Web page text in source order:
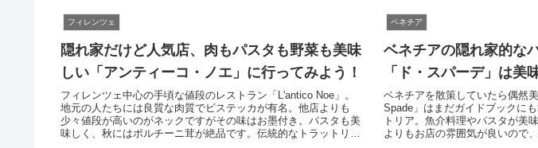
フィレンツェ
隠れ家だけど人気店、肉もパスタも野菜も美味
しい「アンティーコ・ノエ」に行ってみよう！
フィレンツェ中心の手頃な値段のレストラン「L'antico Noe」。
地元の人たちには良質な肉質でビステッカが有名。他店よりも
少々値段が高いのがネックですがその味はお墨付き。パスタも美
味しく、秋にはポルチーニ茸が絶品です。伝統的なトラットリア
ベネチア
ベネチアの隠れ家的な
「ド・スパーデ」は美
ベネチアを散策していたら偶然
Spade」はまだガイドブックに
トリア。魚介料理やパスタが美
よりもお店の雰囲気が良いので